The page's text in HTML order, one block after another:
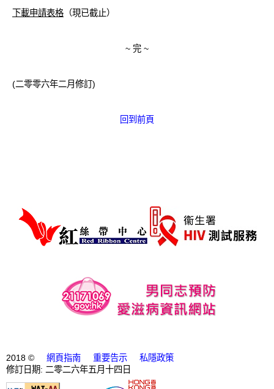
下載申請表格 （現已截止）
~ 完 ~
(二零零六年二月修訂)
回到前頁
2018 © 網頁指南 重要告示
私隱政策
修訂日期: 二零二六年五月十四日